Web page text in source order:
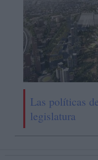
Las políticas
legislatura